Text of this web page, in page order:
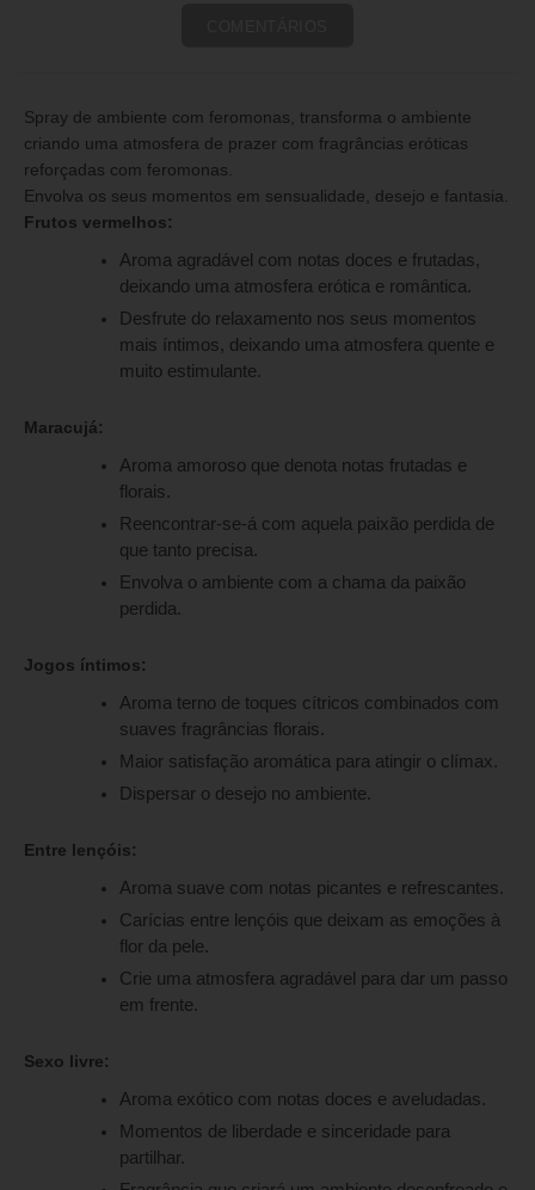
Spray de ambiente com feromonas, transforma o ambiente
criando uma atmosfera de prazer com fragrâncias eróticas
reforçadas com feromonas.
Envolva os seus momentos em sensualidade, desejo e fantasia.
Frutos vermelhos:
Aroma agradável com notas doces e frutadas,
deixando uma atmosfera erótica e romântica.
Desfrute do relaxamento nos seus momentos
mais íntimos, deixando uma atmosfera quente e
muito estimulante.
Maracujá:
Aroma amoroso que denota notas frutadas e
florais.
Reencontrar-se-á com aquela paixão perdida de
que tanto precisa.
Envolva o ambiente com a chama da paixão
perdida.
Jogos íntimos:
Aroma terno de toques cítricos combinados com
suaves fragrâncias florais.
Maior satisfação aromática para atingir o clímax.
Dispersar o desejo no ambiente.
Entre lençóis:
Aroma suave com notas picantes e refrescantes.
Carícias entre lençóis que deixam as emoções à
flor da pele.
Crie uma atmosfera agradável para dar um passo
em frente.
Sexo livre:
Aroma exótico com notas doces e aveludadas.
Momentos de liberdade e sinceridade para
partilhar.